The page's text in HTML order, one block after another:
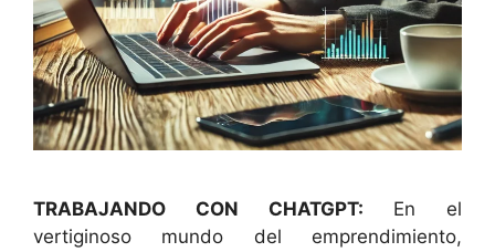
TRABAJANDO CON CHATGPT: En el
vertiginoso mundo del emprendimiento,